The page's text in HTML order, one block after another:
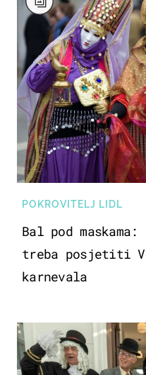
POKROVITELJ LIDL
Bal pod
treba posjetiti
karnevala